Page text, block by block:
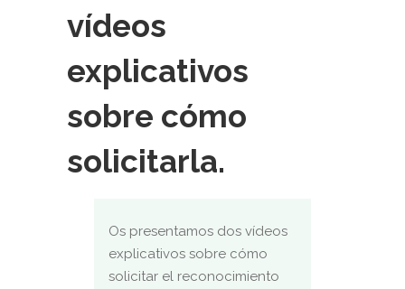
vídeos
explicativos
sobre cómo
solicitarla.
Os presentamos dos vídeos
explicativos sobre cómo
solicitar el reconocimiento